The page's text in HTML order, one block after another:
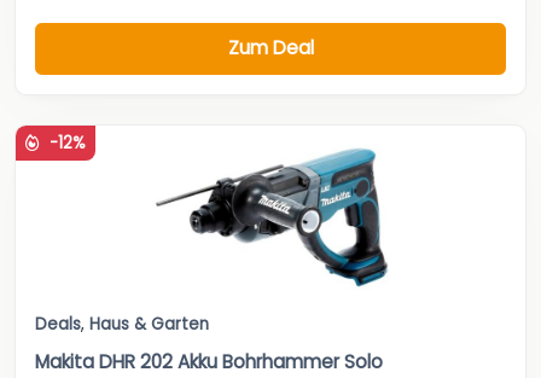
Zum Deal
-12%
Deals, Haus & Garten
Makita DHR 202 Akku Bohrhammer Solo